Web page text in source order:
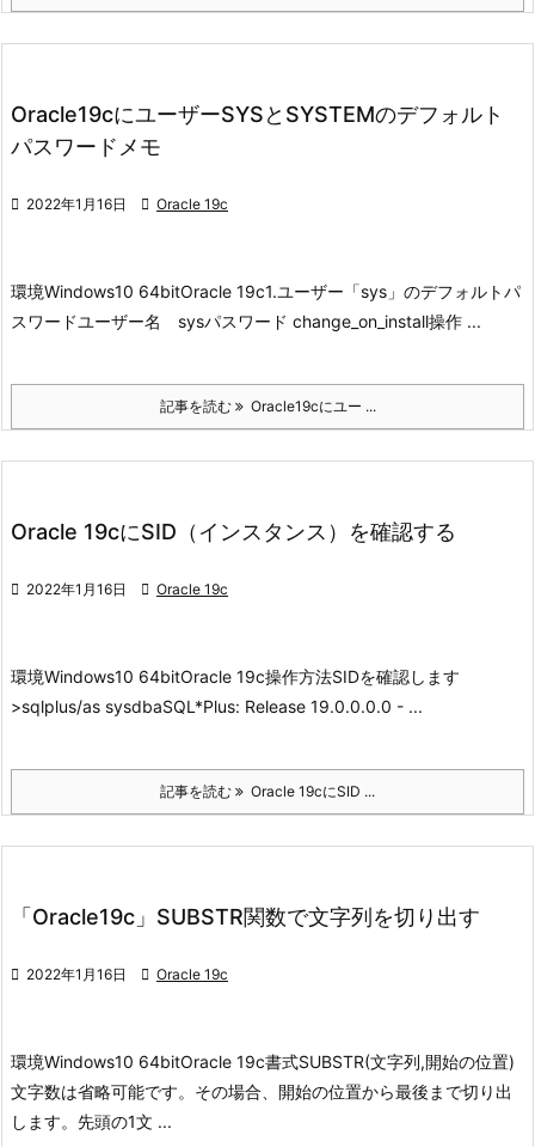
Oracle19cにユーザーSYSとSYSTEMのデフォルト
パスワードメモ
 2022年1月16日  Oracle 19c
環境Windows10 64bitOracle 19c1.ユーザー「sys」のデフォルトパ
スワードユーザー名 sysパスワード change_on_install操作 ...
記事を読む Oracle19cにユー ...
Oracle 19cにSID（インスタンス）を確認する
 2022年1月16日  Oracle 19c
環境Windows10 64bitOracle 19c操作方法SIDを確認します
>sqlplus/as sysdbaSQL*Plus: Release 19.0.0.0.0 - ...
記事を読む Oracle 19cにSID ...
「Oracle19c」SUBSTR関数で文字列を切り出す
 2022年1月16日  Oracle 19c
環境Windows10 64bitOracle 19c書式SUBSTR(文字列,開始の位置)
文字数は省略可能です。その場合、開始の位置から最後まで切り出
します。 先頭の1文 ...